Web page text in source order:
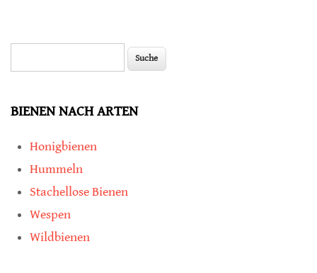
BIENEN NACH ARTEN
Honigbienen
Hummeln
Stachellose Bienen
Wespen
Wildbienen